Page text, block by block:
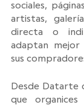
sociales,
artistas,
directa o
adaptan mejor
sus
Desde Datarte
que